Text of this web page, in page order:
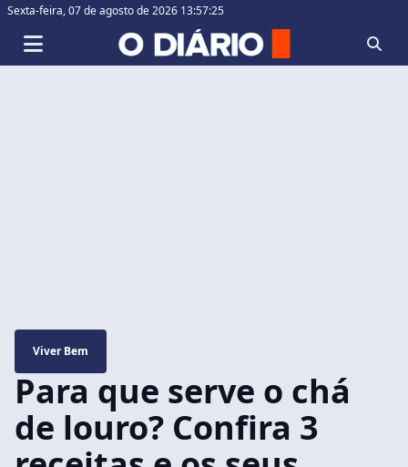
Sexta-feira,07 de agosto de 2026 13:57:26
Viver Bem
Para que serve o chá
de louro? Confira 3